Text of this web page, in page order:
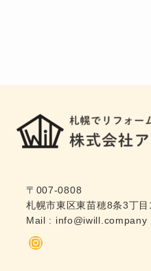
〒007-0808
札幌市東区東苗穂8条3丁
Mail : info@iwill.company
Instagram